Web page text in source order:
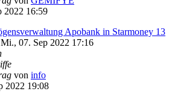
2022 16:59
Apobank in Starmoney 13
Mi., 07. Sep 2022 17:16
von info
2022 19:08